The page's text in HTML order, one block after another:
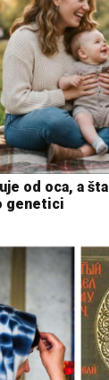
od oca, a
genetici